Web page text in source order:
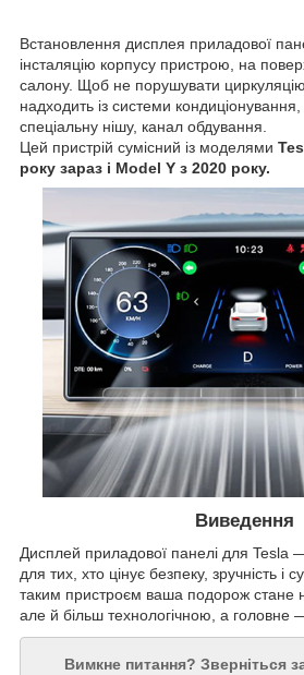
Встановлення дисплея приладової
інсталяцію корпусу пристрою, на
салону. Щоб не порушувати
надходить із системи
спеціальну нішу, канал обдування.
Цей пристрій сумісний із моделями
року зараз і Model Y з 2020 року.
Виведення
Дисплей приладової панелі для Tesla
для тих, хто цінує безпеку, зручність і
таким пристроєм ваша подорож стане
але й більш технологічною, а головне
Вимкне питання? Зверніться